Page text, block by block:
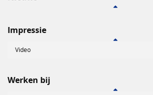
Impressie
Video
Werken bij